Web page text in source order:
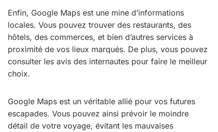
Enfin, Google Maps est une mine d’informations
locales. Vous pouvez trouver des restaurants, des
hôtels, des commerces, et bien d’autres services à
proximité de vos lieux marqués. De plus, vous pouvez
consulter les avis des internautes pour faire le meilleur
choix.
Google Maps est un véritable allié pour vos futures
escapades. Vous pouvez ainsi prévoir le moindre
détail de votre voyage, évitant les mauvaises